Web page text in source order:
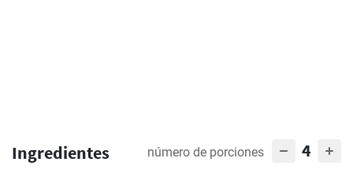
Ingredientes número de porciones 4